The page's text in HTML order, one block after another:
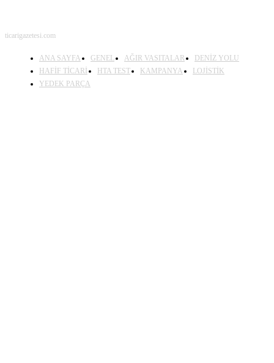
ticarigazetesi.com
ANA SAYFA GENEL AĞIR VASITALAR
DENİZ YOLU
HAFİF TİCARİ
HTA TEST KAMPANYA
LOJİSTİK
YEDEK PARÇA